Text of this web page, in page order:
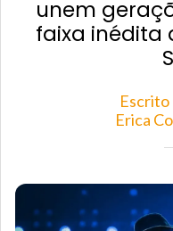
unem
faixa inédita
Erica